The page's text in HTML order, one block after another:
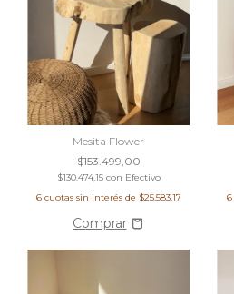
Mesita Flower
$153.499,00
$130.474,15 con Efectivo
6 cuotas sin interés de $25.583,17
6